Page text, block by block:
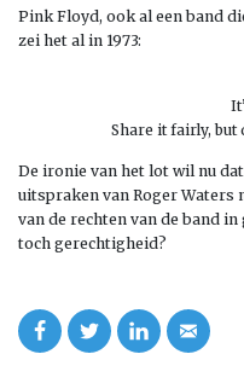
Pink Floyd, ook al een band
zei het al in 1973:
Share it fairly, but
De ironie van het lot wil nu
uitspraken van Roger
van de rechten van de band
toch gerechtigheid?